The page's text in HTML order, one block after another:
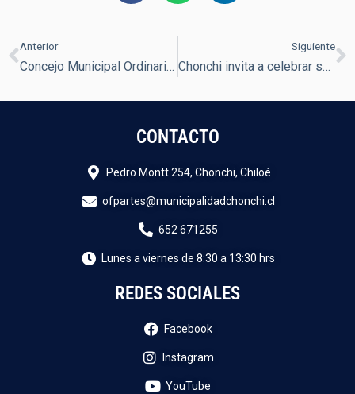
Anterior
Concejo Municipal Ordinario Nº77
Siguiente
Chonchi invita a celebrar su Aniversario 256 con un nutrido programa de actividades
CONTACTO
Pedro Montt 254, Chonchi, Chiloé
ofpartes@municipalidadchonchi.cl
652 671255
Lunes a viernes de 8:30 a 13:30 hrs
REDES SOCIALES
Facebook
Instagram
YouTube